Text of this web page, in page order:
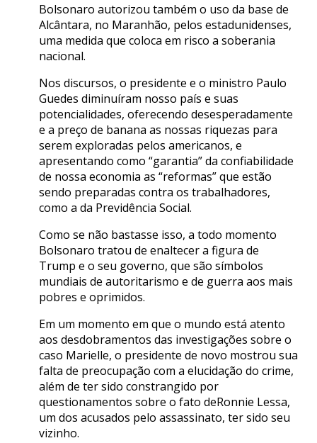
Bolsonaro autorizou também o uso da base de
Alcântara, no Maranhão, pelos estadunidenses,
uma medida que coloca em risco a soberania
nacional.
Nos discursos, o presidente e o ministro Paulo
Guedes diminuíram nosso país e suas
potencialidades, oferecendo desesperadamente
e a preço de banana as nossas riquezas para
serem exploradas pelos americanos, e
apresentando como “garantia” da confiabilidade
de nossa economia as “reformas” que estão
sendo preparadas contra os trabalhadores,
como a da Previdência Social.
Como se não bastasse isso, a todo momento
Bolsonaro tratou de enaltecer a figura de
Trump e o seu governo, que são símbolos
mundiais de autoritarismo e de guerra aos mais
pobres e oprimidos.
Em um momento em que o mundo está atento
aos desdobramentos das investigações sobre o
caso Marielle, o presidente de novo mostrou sua
falta de preocupação com a elucidação do crime,
além de ter sido constrangido por
questionamentos sobre o fato deRonnie Lessa,
um dos acusados pelo assassinato, ter sido seu
vizinho.